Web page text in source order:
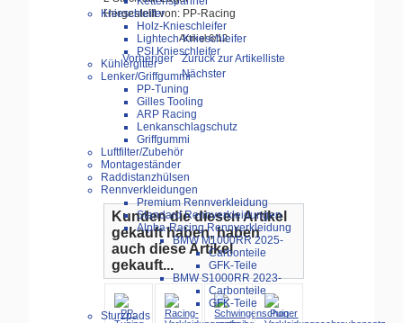
Knieschleifer
Holz-Knieschleifer
Lightech-Knieschleifer
PSI Knieschleifer
Kühlergitter
Lenker/Griffgummi
PP-Tuning
Gilles Tooling
ARP Racing
Lenkanschlagschutz
Griffgummi
Luftfilter/Zubehör
Montageständer
Raddistanzhülsen
Rennverkleidungen
Premium Rennverkleidung
Standard Rennverkleidungen
Alpha-Racing Rennverkleidung
BMW M1000RR 2025-
Carbonteile
GFK-Teile
BMW S1000RR 2023-
Carbonteile
GFK-Teile
Sturzpads
Hergestellt von: PP-Racing
Artikel 6/12
Vorheriger Zurück zur Artikelliste
Nächster
Kunden die diesen Artikel
gekauft haben, haben
auch diese Artikel
gekauft...